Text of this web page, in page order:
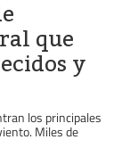
que
y
los principales
Miles de